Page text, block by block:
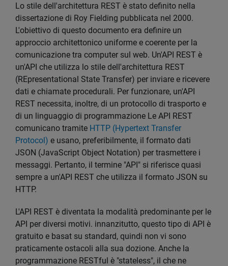
Lo stile dell'architettura REST è stato definito nella
dissertazione di Roy Fielding pubblicata nel 2000.
L'obiettivo di questo documento era definire un
approccio architettonico uniforme e coerente per la
comunicazione tra computer sul web. Un'API REST è
un'API che utilizza lo stile dell'architettura REST
(REpresentational State Transfer) per inviare e ricevere
dati e chiamate procedurali. Per funzionare, un'API
REST necessita, inoltre, di un protocollo di trasporto e
di un linguaggio di programmazione Le API REST
comunicano tramite HTTP (Hypertext Transfer
Protocol) e usano, preferibilmente, il formato dati
JSON (JavaScript Object Notation) per trasmettere i
messaggi. Pertanto, il termine "API" si riferisce quasi
sempre a un'API REST che utilizza il formato JSON su
HTTP.
L'API REST è diventata la modalità predominante per le
API per diversi motivi. innanzitutto, questo tipo di API è
gratuito e basat su standard, quindi non vi sono
praticamente ostacoli alla sua dozione. Anche la
programmazione RESTful è "stateless", il che ne